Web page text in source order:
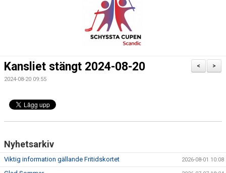
KANSLI
KALENDER
FRITIDSKORTET
NYHETER
>
<
Kansliet stängt 2024-08-20
2024-08-20 09:55
Nyhetsarkiv
Viktig information gällande Fritidskortet 2026-08-01 10:08